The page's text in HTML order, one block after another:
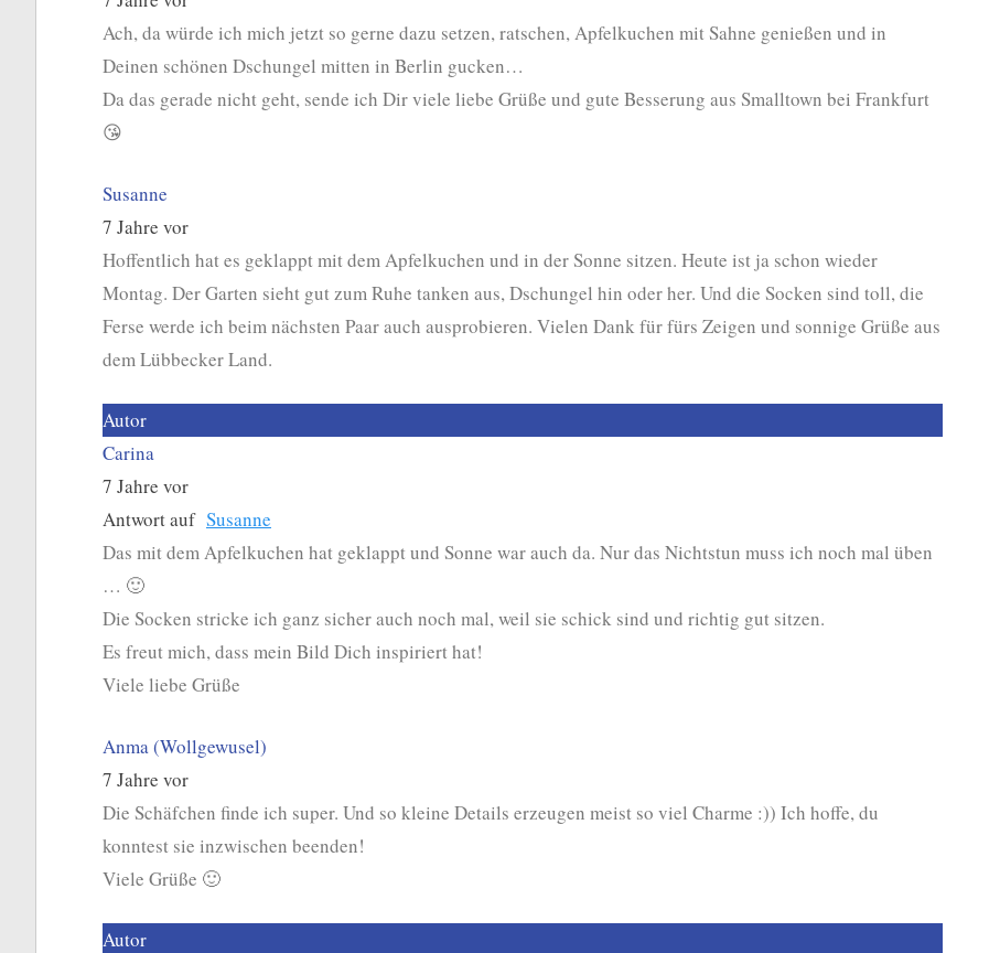
Ach, da würde ich mich jetzt so gerne dazu setzen, ratschen, Apfelkuchen mit Sahne genießen und in
Deinen schönen Dschungel mitten in Berlin gucken…
Da das gerade nicht geht, sende ich Dir viele liebe Grüße und gute Besserung aus Smalltown bei Frankfurt
😘
Susanne
7 Jahre vor
Hoffentlich hat es geklappt mit dem Apfelkuchen und in der Sonne sitzen. Heute ist ja schon wieder
Montag. Der Garten sieht gut zum Ruhe tanken aus, Dschungel hin oder her. Und die Socken sind toll, die
Ferse werde ich beim nächsten Paar auch ausprobieren. Vielen Dank für fürs Zeigen und sonnige Grüße aus
dem Lübbecker Land.
Autor
Carina
7 Jahre vor
Antwort auf Susanne
Das mit dem Apfelkuchen hat geklappt und Sonne war auch da. Nur das Nichtstun muss ich noch mal üben
… 🙂
Die Socken stricke ich ganz sicher auch noch mal, weil sie schick sind und richtig gut sitzen.
Es freut mich, dass mein Bild Dich inspiriert hat!
Viele liebe Grüße
Anma (Wollgewusel)
7 Jahre vor
Die Schäfchen finde ich super. Und so kleine Details erzeugen meist so viel Charme :)) Ich hoffe, du
konntest sie inzwischen beenden!
Viele Grüße 🙂
Autor